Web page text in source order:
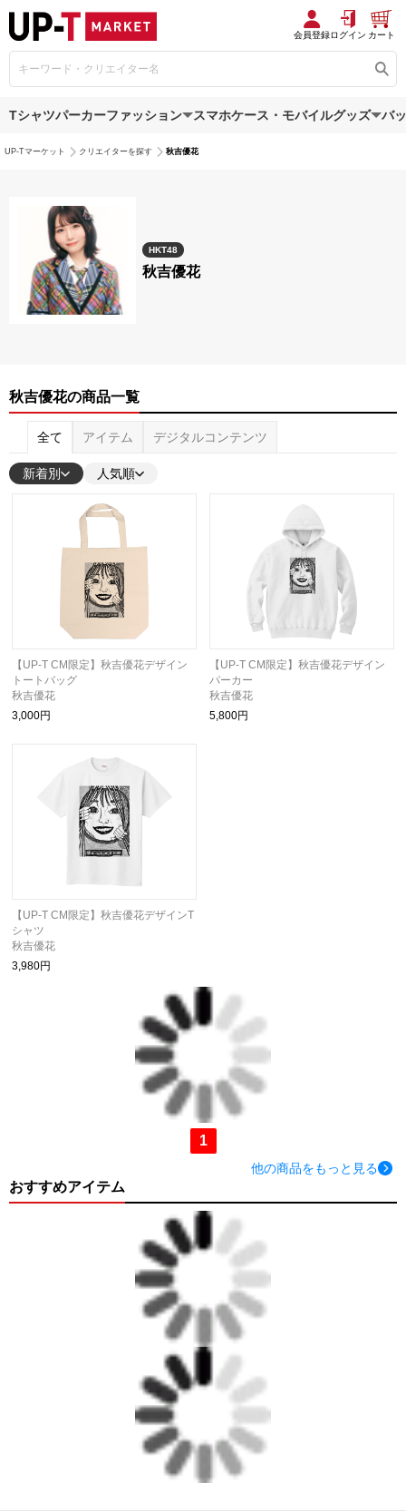
会員登録ログイン カート
Tシャツパーカーファッション スマホケース・モバイルグッズ バ
UP-Tマーケット クリエイターを探す 秋吉優花
HKT48
秋吉優花
秋吉優花の商品一覧
全て アイテム デジタルコンテンツ
新着別 人気順
【UP-T CM限定】秋吉優花デザイン
トートバッグ
秋吉優花
3,000円
【UP-T CM限定】秋吉優花デザイン
パーカー
秋吉優花
5,800円
【UP-T CM限定】秋吉優花デザインT
シャツ
秋吉優花
3,980円
1
他の商品をもっと見る
おすすめアイテム